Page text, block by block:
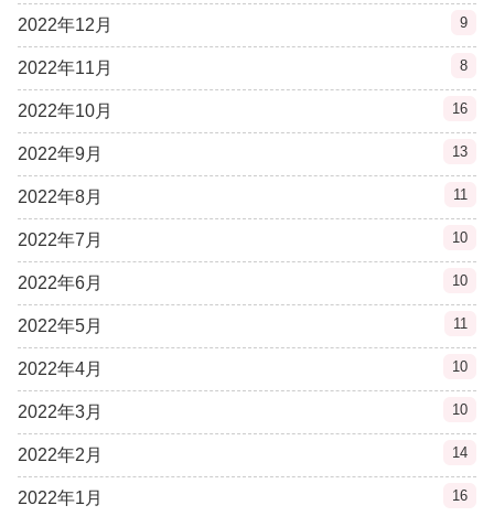
2022年12月 9
2022年11月 8
2022年10月 16
2022年9月 13
2022年8月 11
2022年7月 10
2022年6月 10
2022年5月 11
2022年4月 10
2022年3月 10
2022年2月 14
2022年1月 16